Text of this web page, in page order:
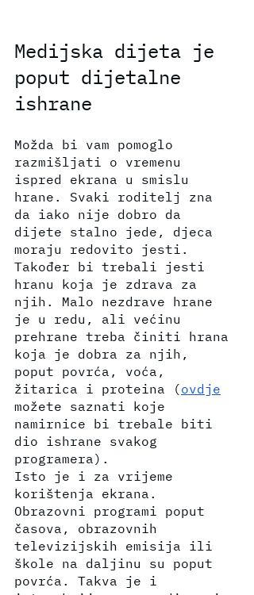
Medijska dijeta je
poput dijetalne
ishrane
Možda bi vam pomoglo
razmišljati o vremenu
ispred ekrana u smislu
hrane. Svaki roditelj zna
da iako nije dobro da
dijete stalno jede, djeca
moraju redovito jesti.
Također bi trebali jesti
hranu koja je zdrava za
njih. Malo nezdrave hrane
je u redu, ali većinu
prehrane treba činiti hrana
koja je dobra za njih,
poput povrća, voća,
žitarica i proteina (ovdje
možete saznati koje
namirnice bi trebale biti
dio ishrane svakog
programera).
Isto je i za vrijeme
korištenja ekrana.
Obrazovni programi poput
časova, obrazovnih
televizijskih emisija ili
škole na daljinu su poput
povrća. Takva je i